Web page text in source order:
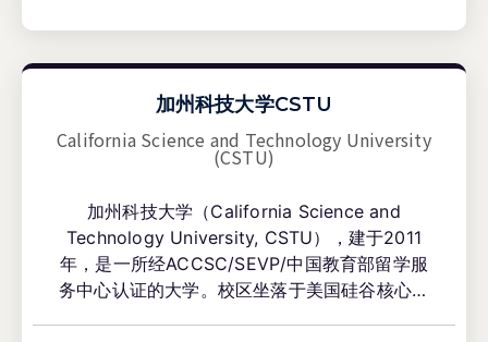
加州科技大学CSTU
California Science and Technology University
(CSTU)
加州科技大学（California Science and
Technology University, CSTU），建于2011
年，是一所经ACCSC/SEVP/中国教育部留学服
务中心认证的大学。校区坐落于美国硅谷核心地